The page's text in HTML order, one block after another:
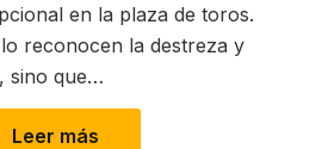
en la plaza de toros.
reconocen la destreza y
sino que…
Leer más